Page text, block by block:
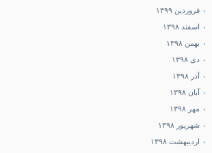
فروردین ۱۳۹۹
اسفند ۱۳۹۸
بهمن ۱۳۹۸
دی ۱۳۹۸
آذر ۱۳۹۸
آبان ۱۳۹۸
مهر ۱۳۹۸
شهریور ۱۳۹۸
اردیبهشت ۱۳۹۸